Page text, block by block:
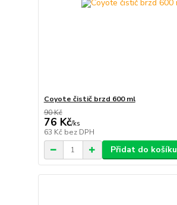
Coyote čistič brzd 600 ml
90 Kč
76 Kč/ks
63 Kč bez DPH
Přidat do košíku